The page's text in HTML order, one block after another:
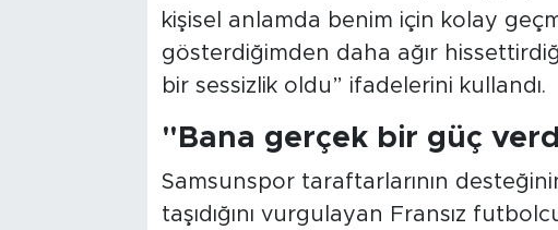
kişisel anlamda benim için kolay
gösterdiğimden daha ağır
bir sessizlik oldu” ifadelerini kullandı.
"Bana gerçek bir güç
Samsunspor taraftarlarının
taşıdığını vurgulayan Fransız